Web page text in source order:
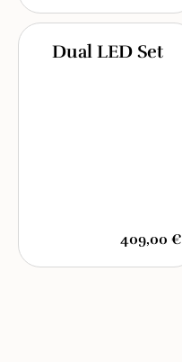
Dual LED Set
409,00 €